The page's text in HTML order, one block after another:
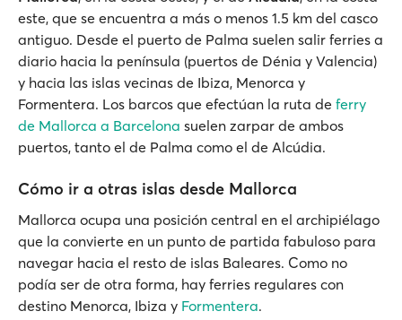
este, que se encuentra a más o menos 1.5 km del casco
antiguo. Desde el puerto de Palma suelen salir ferries a
diario hacia la península (puertos de Dénia y Valencia)
y hacia las islas vecinas de Ibiza, Menorca y
Formentera. Los barcos que efectúan la ruta de ferry
de Mallorca a Barcelona suelen zarpar de ambos
puertos, tanto el de Palma como el de Alcúdia.
Cómo ir a otras islas desde Mallorca
Mallorca ocupa una posición central en el archipiélago
que la convierte en un punto de partida fabuloso para
navegar hacia el resto de islas Baleares. Como no
podía ser de otra forma, hay ferries regulares con
destino Menorca, Ibiza y Formentera.